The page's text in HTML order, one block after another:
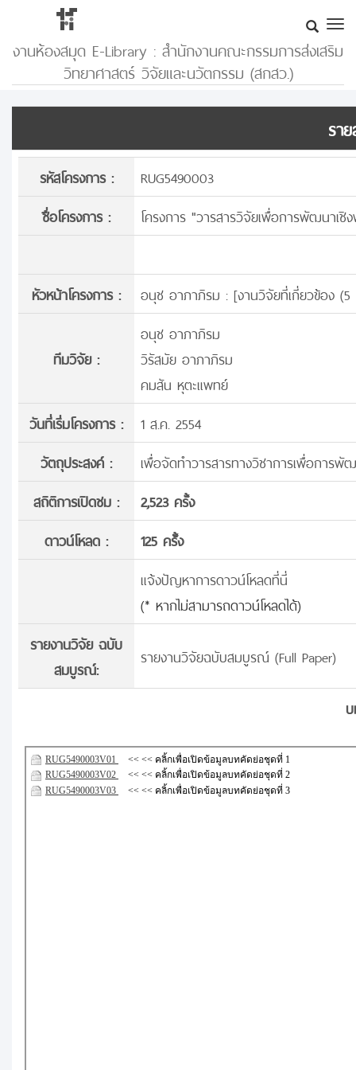
งานห้องสมุด E-Library : สำนักงานคณะกรรมการส่งเสริม
วิทยาศาสตร์ วิจัยและนวัตกรรม (สกสว.)
รา
รหัสโครงการ :
RUG5490003
ชื่อโครงการ :
โครงการ "วารสารวิจัยเพื่อการพัฒนาเชิ
หัวหน้าโครงการ : อนุช อาภาภิรม : [งานวิจัยที่เกี่ยวข้อง
ทีมวิจัย :
อนุช อาภาภิรม
วิรัสมัย อาภาภิรม
คมสัน หุตะแพทย์
วันที่เริ่มโครงการ :
1 ส.ค. 2554
วัตถุประสงค์ :
เพื่อจัดทำวารสารทางวิชาการเพื่อการ
สถิติการเปิดชม :
2,523 ครั้ง
ดาวน์โหลด :
125 ครั้้ง
แจ้งปัญหาการดาวน์โหลดที่นี่
(* หากไม่สามารถดาวน์โหลดได้)
รายงานวิจัย ฉบับ
สมบูรณ์:
รายงานวิจัยฉบับสมบูรณ์ (Full Paper)